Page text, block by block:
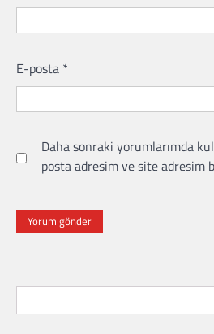
E-posta *
Daha sonraki yorumlarımda
posta adresim ve site adresim